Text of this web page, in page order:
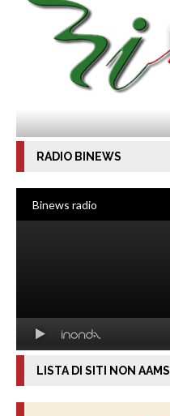
RADIO BINEWS
LISTA DI SITI NON AAMS